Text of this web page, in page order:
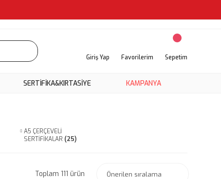
Giriş Yap Favorilerim Sepetim
SERTİFİKA&KIRTASİYE KAMPANYA
A5 ÇERÇEVELİ
SERTİFİKALAR (25)
Toplam 111 ürün